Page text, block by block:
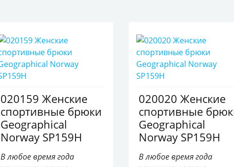
020159 Женские
спортивные брюки
Geographical
Norway SP159H
В любое время года
020020 Женские
спортивные
Geographical
Norway SP159H
В любое время года